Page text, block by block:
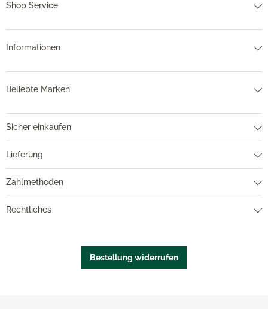
Shop Service
Informationen
Beliebte Marken
Sicher einkaufen
Lieferung
Zahlmethoden
Rechtliches
Bestellung widerrufen